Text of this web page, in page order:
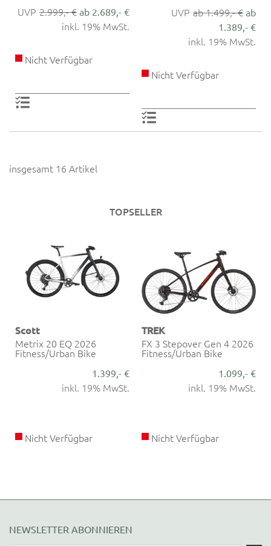
2.999,- € ab 2.689,- €
inkl. 19% MwSt.
Nicht Verfügbar
ab 1.499,- € ab
1.389,- €
inkl. 19% MwSt.
Nicht Verfügbar
insgesamt 16 Artikel
TOPSELLER
Scott
Metrix 20 EQ 2026
Fitness/Urban Bike
1.399,- €
inkl. 19% MwSt.
Nicht Verfügbar
TREK
FX 3 Stepover Gen 4 2026
Fitness/Urban Bike
1.099,- €
inkl. 19% MwSt.
Nicht Verfügbar
NEWSLETTER ABONNIEREN